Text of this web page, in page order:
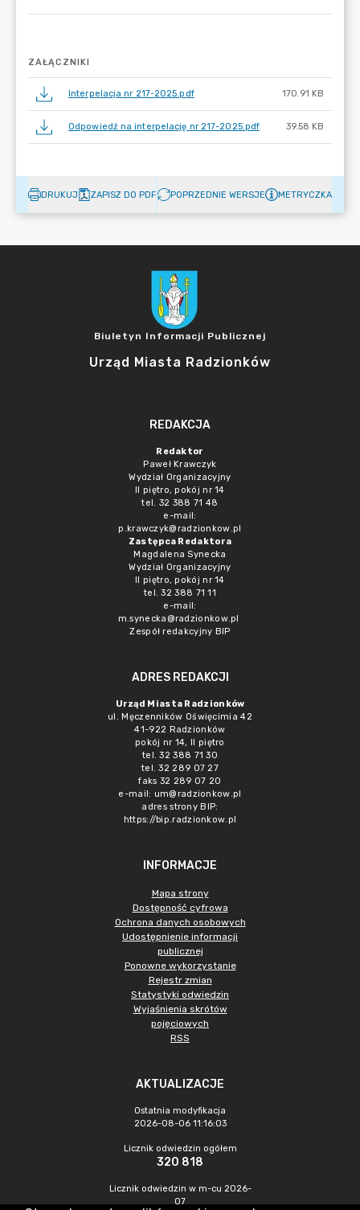
ZAŁĄCZNIKI
Interpelacja nr 217-2025.pdf 170.91 KB
Odpowiedź na interpelację nr 217-2025.pdf 39.58 KB
DRUKUJ ZAPISZ DO PDF POPRZEDNIE WERSJE METRYCZKA
Biuletyn Informacji Publicznej
Urząd Miasta Radzionków
REDAKCJA
Redaktor
Paweł Krawczyk
Wydział Organizacyjny
II piętro, pokój nr 14
tel. 32 388 71 48
e-mail:
p.krawczyk@radzionkow.pl
Zastępca Redaktora
Magdalena Synecka
Wydział Organizacyjny
II piętro, pokój nr 14
tel. 32 388 71 11
e-mail:
m.synecka@radzionkow.pl
Zespół redakcyjny BIP
ADRES REDAKCJI
Urząd Miasta Radzionków
ul. Męczenników Oświęcimia 42
41-922 Radzionków
pokój nr 14, II piętro
tel. 32 388 71 30
tel. 32 289 07 27
faks 32 289 07 20
e-mail: um@radzionkow.pl
adres strony BIP:
https://bip.radzionkow.pl
INFORMACJE
Mapa strony
Dostępność cyfrowa
Ochrona danych osobowych
Udostępnienie informacji
publicznej
Ponowne wykorzystanie
Rejestr zmian
Statystyki odwiedzin
Wyjaśnienia skrótów
pojęciowych
RSS
AKTUALIZACJE
Ostatnia modyfikacja
2026-08-06 11:16:03
Licznik odwiedzin ogółem
320 818
Licznik odwiedzin w m-cu 2026-
07